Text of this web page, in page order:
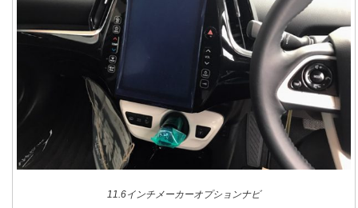
11.6インチメーカーオプションナビ